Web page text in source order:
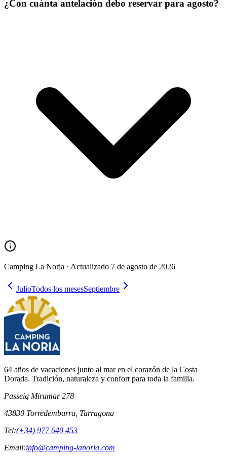
¿Con cuánta antelación debo reservar para agosto?
Camping La Noria · Actualizado 7 de agosto de 2026
JulioTodos los mesesSeptiembre
64 años de vacaciones junto al mar en el corazón de la Costa
Dorada. Tradición, naturaleza y confort para toda la familia.
Passeig Miramar 278
43830 Torredembarra, Tarragona
Tel:(+34) 977 640 453
Email:info@camping-lanoria.com